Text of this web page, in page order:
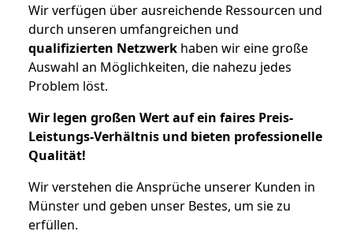
Wir verfügen über ausreichende Ressourcen und
durch unseren umfangreichen und
qualifizierten Netzwerk haben wir eine große
Auswahl an Möglichkeiten, die nahezu jedes
Problem löst.
Wir legen großen Wert auf ein faires Preis-
Leistungs-Verhältnis und bieten professionelle
Qualität!
Wir verstehen die Ansprüche unserer Kunden in
Münster und geben unser Bestes, um sie zu
erfüllen.